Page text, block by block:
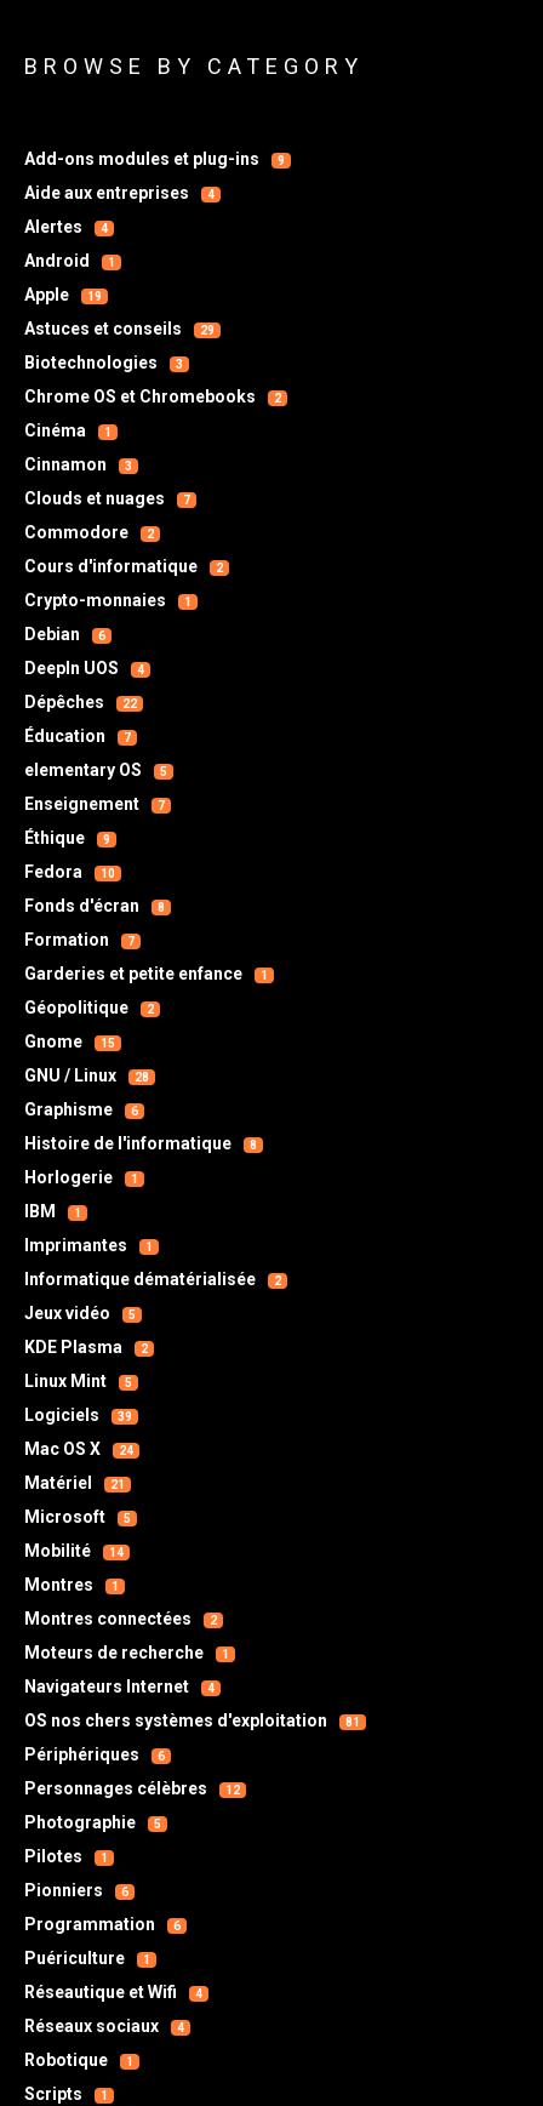
BROWSE BY CATEGORY
Add-ons modules et plug-ins 9
Aide aux entreprises 4
Alertes 4
Android 1
Apple 19
Astuces et conseils 29
Biotechnologies 3
Chrome OS et Chromebooks 2
Cinéma 1
Cinnamon 3
Clouds et nuages 7
Commodore 2
Cours d'informatique 2
Crypto-monnaies 1
Debian 6
DeepIn UOS 4
Dépêches 22
Éducation 7
elementary OS 5
Enseignement 7
Éthique 9
Fedora 10
Fonds d'écran 8
Formation 7
Garderies et petite enfance 1
Géopolitique 2
Gnome 15
GNU / Linux 28
Graphisme 6
Histoire de l'informatique 8
Horlogerie 1
IBM 1
Imprimantes 1
Informatique dématérialisée 2
Jeux vidéo 5
KDE Plasma 2
Linux Mint 5
Logiciels 39
Mac OS X 24
Matériel 21
Microsoft 5
Mobilité 14
Montres 1
Montres connectées 2
Moteurs de recherche 1
Navigateurs Internet 4
OS nos chers systèmes d'exploitation 81
Périphériques 6
Personnages célèbres 12
Photographie 5
Pilotes 1
Pionniers 6
Programmation 6
Puériculture 1
Réseautique et Wifi 4
Réseaux sociaux 4
Robotique 1
Scripts 1